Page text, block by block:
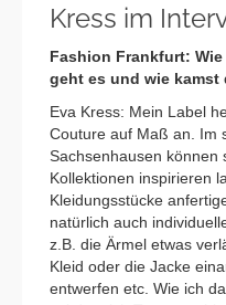
Kress im
Fashion Frankfurt:
geht es und wie kamst
Eva Kress: Mein Label
Couture auf Maß an. Im
Sachsenhausen können
Kollektionen inspirieren
Kleidungsstücke
natürlich auch
z.B. die Ärmel etwas
Kleid oder die Jacke
entwerfen etc. Wie ich